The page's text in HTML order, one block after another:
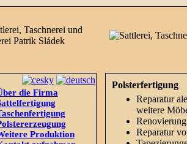
die Firma
Produktion
Polsterfertigung
Reparatur
weitere
Reparatur